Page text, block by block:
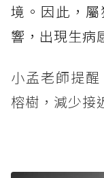
境。因此，
響，出現生病
小孟老師提
榕樹，減少接